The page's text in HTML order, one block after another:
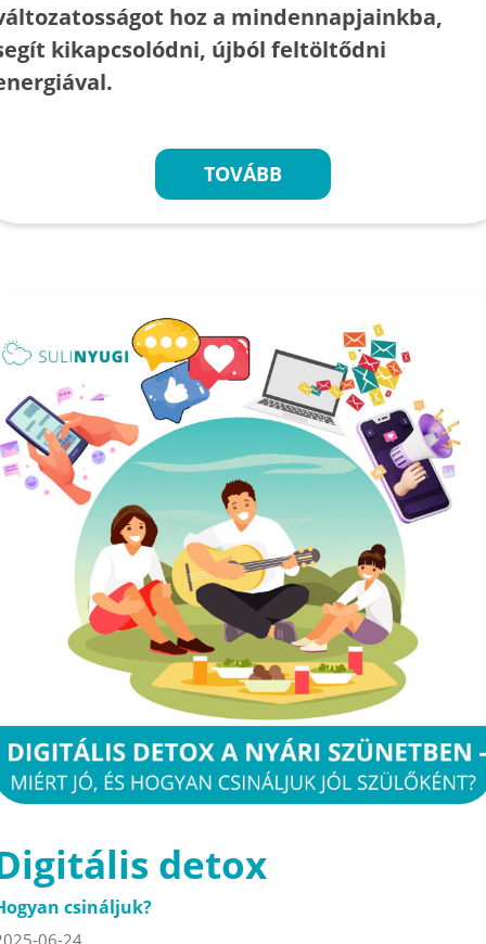
hoz a mindennapjainkba,
kikapcsolódni, újból feltöltődni
TOVÁBB
detox
csináljuk?
06-24